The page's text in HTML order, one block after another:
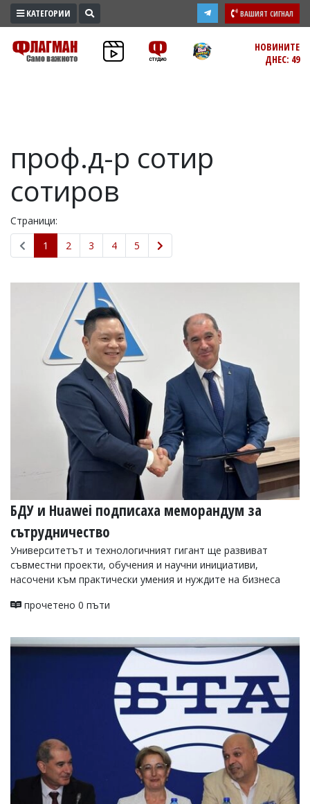
ПРОМО
ЗОНА
ЗДРАВЕ
ПОЛИТИКА
ОБЩЕСТВО
ЛАЙФСТАЙЛ
РАЗСЛЕДВАНЕ
email:
v.vasilev@flagman.bg
Катя
Касабова,
еmail:
Главен
редактор:
Колев,
office@flagman.bg
Коментарите
под
редакцията
отговорност
за
тях!
КАТЕГОРИИ ВАШИЯТ СИГНАЛ
НОВИНИТЕ
ДНЕС: 49
проф.д-р сотир
сотиров
Страници:
1
2 3 4 5
БДУ и Huawei подписаха меморандум за
сътрудничество
Университетът и технологичният гигант ще развиват
съвместни проекти, обучения и научни инициативи,
насочени към практически умения и нуждите на бизнеса
прочетено 0 пъти